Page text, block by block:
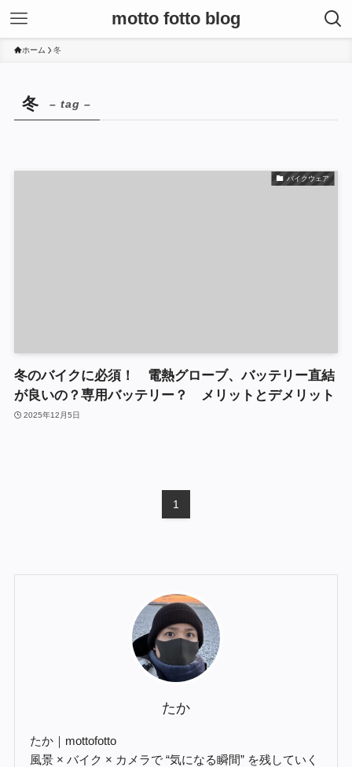
motto fotto blog
ホーム 冬
冬 – tag –
バイクウェア
冬のバイクに必須！ 電熱グローブ、バッテリー直結
が良いの？専用バッテリー？ メリットとデメリット
2025年12月5日
1
たか
たか｜mottofotto
風景 × バイク × カメラで “気になる瞬間” を残していく